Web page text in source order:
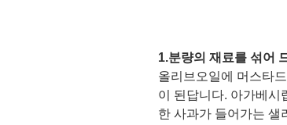
1.분량의 재료를 섞어
올리브오일에 머스타
이 된답니다. 아가베시
한 사과가 들어가는 샐